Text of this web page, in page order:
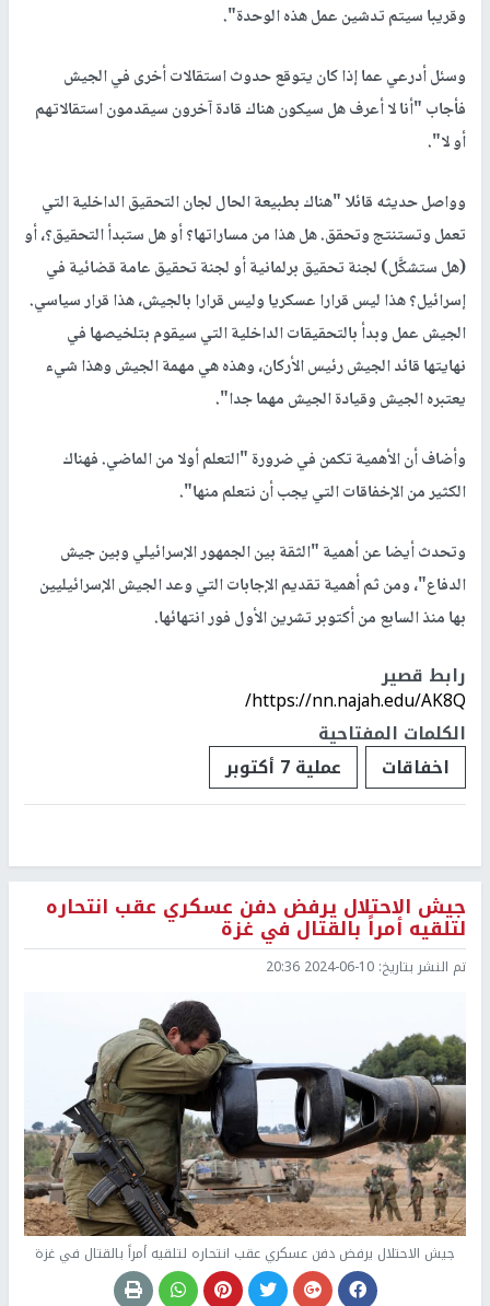
وقريبا سيتم تدشين عمل هذه الوحدة".
وسئل أدرعي عما إذا كان يتوقع حدوث استقالات أخرى في الجيش
فأجاب "أنا لا أعرف هل سيكون هناك قادة آخرون سيقدمون استقالاتهم
أو لا".
وواصل حديثه قائلا "هناك بطبيعة الحال لجان التحقيق الداخلية التي
تعمل وتستنتج وتحقق. هل هذا من مساراتها؟ أو هل ستبدأ التحقيق؟، أو
(هل ستشكَّل) لجنة تحقيق برلمانية أو لجنة تحقيق عامة قضائية في
إسرائيل؟ هذا ليس قرارا عسكريا وليس قرارا بالجيش، هذا قرار سياسي.
الجيش عمل وبدأ بالتحقيقات الداخلية التي سيقوم بتلخيصها في
نهايتها قائد الجيش رئيس الأركان، وهذه هي مهمة الجيش وهذا شيء
يعتبره الجيش وقيادة الجيش مهما جدا".
وأضاف أن الأهمية تكمن في ضرورة "التعلم أولا من الماضي. فهناك
الكثير من الإخفاقات التي يجب أن نتعلم منها".
وتحدث أيضا عن أهمية "الثقة بين الجمهور الإسرائيلي وبين جيش
الدفاع"، ومن ثم أهمية تقديم الإجابات التي وعد الجيش الإسرائيليين
بها منذ السابع من أكتوبر تشرين الأول فور انتهائها.
رابط قصير
https://nn.najah.edu/AK8Q/
الكلمات المفتاحية
اخفاقات
عملية 7 أكتوبر
جيش الاحتلال يرفض دفن عسكري عقب انتحاره
لتلقيه أمراً بالقتال في غزة
تم النشر بتاريخ: 2024-06-10 20:36
جيش الاحتلال يرفض دفن عسكري عقب انتحاره لتلقيه أمراً بالقتال في غزة